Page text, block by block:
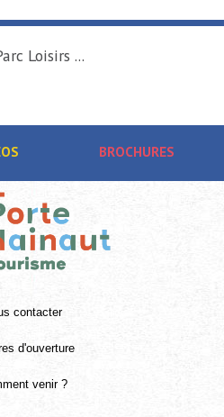
Loisirs ...
BROCHURES
contacter
d'ouverture
venir ?